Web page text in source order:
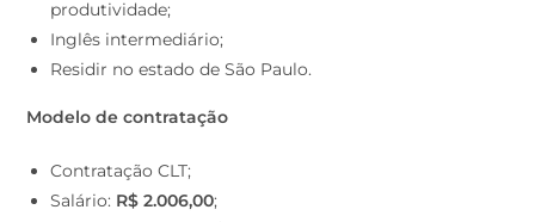
produtividade;
Inglês intermediário;
Residir no estado de São Paulo.
Modelo de contratação
Contratação CLT;
Salário: R$ 2.006,00;